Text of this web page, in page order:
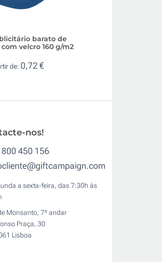
barato de
velcro 160 g/m2
de: 0,72 €
nos!
450 156
a sexta-feira, das 7:30h às
Monsanto, 7º andar
Praça, 30
Lisboa